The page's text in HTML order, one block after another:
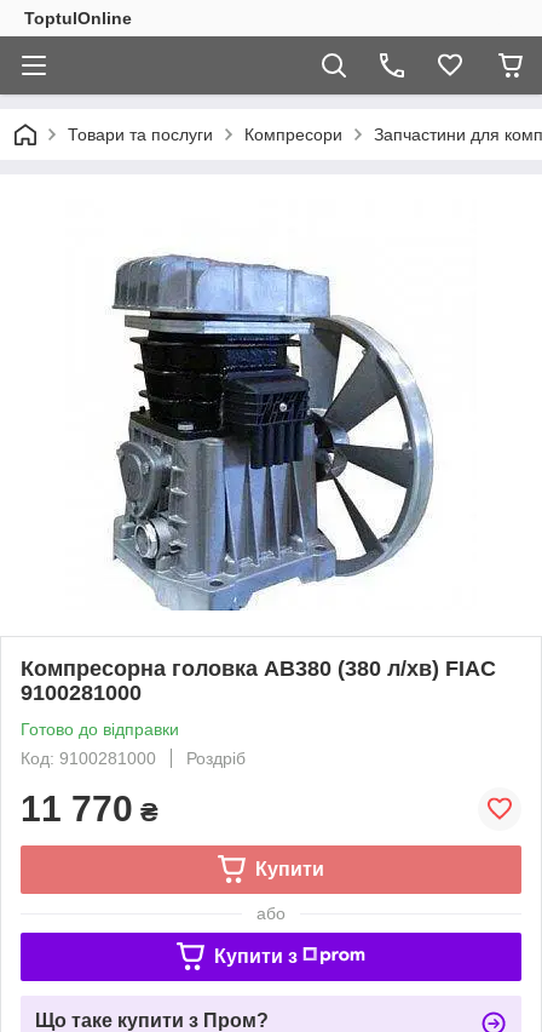
ToptulOnline
Товари та послуги Компресори Запчастини для
Компресорна головка AB380 (380 л/хв) FIAC
9100281000
Готово до відправки
Код: 9100281000
Роздріб
11 770 ₴
Купити
або
Купити з
Що таке купити з Пром?